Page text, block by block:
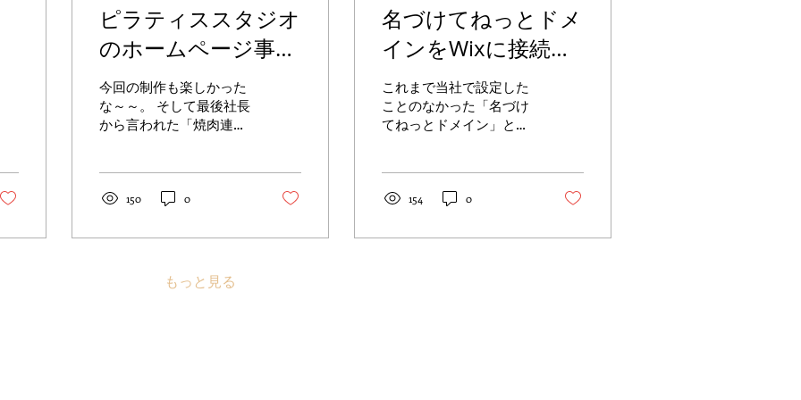
ピラティススタジオ
のホームページ事例
を追加しました。
今回の制作も楽しかった
な～～。 そして最後社長
から言われた「焼肉連れ
事の受注でご紹介の連鎖
いお客様からのお問い合
って既存のお客様だけに
頼るやり方ではすぐに限
150 0
名づけてねっとドメ
インをWixに接続す
る
これまで当社で設定した
ことのなかった「名づけ
てねっとドメイン」と
れ、一般の方ではまず無
ここでは、名付けてねっ
154 0
もっと見る